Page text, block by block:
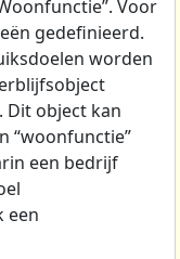
Voor
gedefinieerd.
worden
Dit object kan
“woonfunctie”
een bedrijf
een